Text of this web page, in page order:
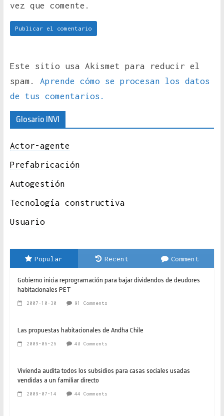
vez que comente.
Este sitio usa Akismet para reducir el
spam. Aprende cómo se procesan los datos
de tus comentarios.
Glosario INVI
Actor-agente
Prefabricación
Autogestión
Tecnología constructiva
Usuario
Popular Recent Comment
Gobierno inicia reprogramación para bajar dividendos de deudores
habitacionales PET
2007-10-30 91 Comments
Las propuestas habitacionales de Andha Chile
2009-06-26 48 Comments
Vivienda audita todos los subsidios para casas sociales usadas
vendidas a un familiar directo
2009-07-14 44 Comments